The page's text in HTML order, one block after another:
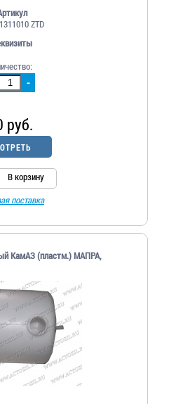
ZTD
-
руб.
В корзину
поставка
КамАЗ (пластм.) МАПРА,